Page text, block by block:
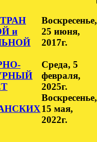
и
Воскресенье,
25 июня,
2017г.
Среда, 5
февраля,
2025г.
Воскресенье,
15 мая,
2022г.